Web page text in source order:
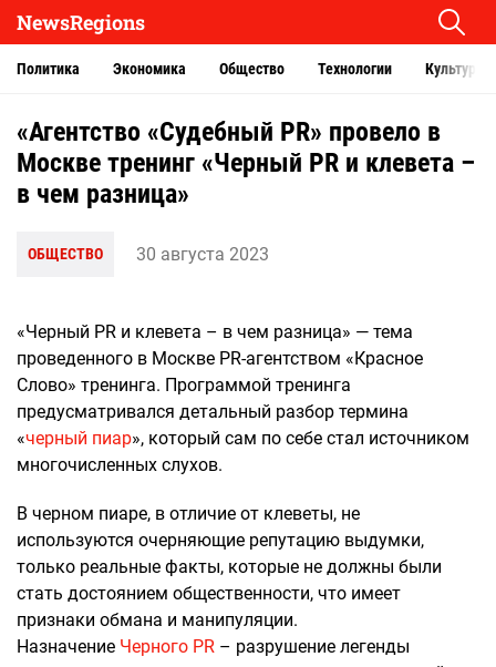
NewsRegions
Политика Экономика Общество Технологии Культура
«Агентство «Судебный PR» провело в
Москве тренинг «Черный PR и клевета –
в чем разница»
ОБЩЕСТВО 30 августа 2023
«Черный PR и клевета – в чем разница» — тема
проведенного в Москве PR-агентством «Красное
Слово» тренинга. Программой тренинга
предусматривался детальный разбор термина
«черный пиар», который сам по себе стал источником
многочисленных слухов.
В черном пиаре, в отличие от клеветы, не
используются очерняющие репутацию выдумки,
только реальные факты, которые не должны были
стать достоянием общественности, что имеет
признаки обмана и манипуляции.
Назначение Черного PR – разрушение легенды